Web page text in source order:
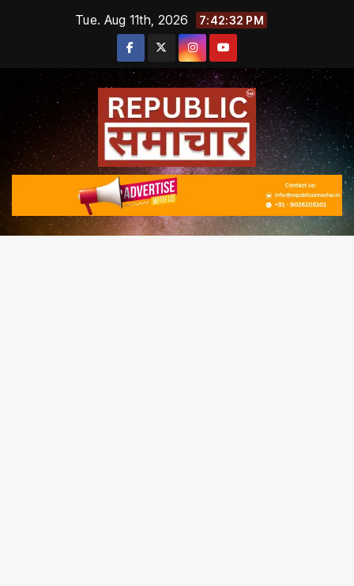
Tue. Aug 11th, 2026 7:42:33 PM